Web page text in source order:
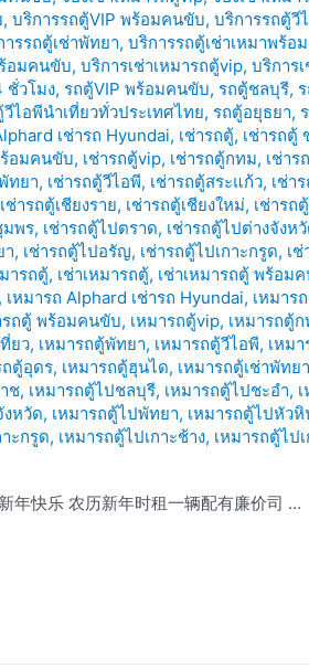
,บริการรถตู้VIP พร้อมคนขับ,บริการรถตู้วี
ารรถตู้เช่าพัทยา,บริการรถตู้เช่าเหมาพร้อ
อมคนขับ,บริการเช่าเหมารถตู้vip,บริการ
ชั่วโมง, รถตู้VIP พร้อมคนขับ, รถตู้ชลบุรี,
ไอพีนำเที่ยวทั่วประเทศไทย, รถตู้อยุธยา,
เช่ารถ Hyundai, เช่ารถตู้, เช่ารถตู้
ร้อมคนขับ, เช่ารถตู้vip, เช่ารถตู้กทม, เช่าร
ทยา, เช่ารถตู้วีไอพี, เช่ารถตู้สระแก้ว, เช่า
เช่ารถตู้เชียงราย, เช่ารถตู้เชียงใหม่, เช่ารถ
มพร, เช่ารถตู้ไปตราด, เช่ารถตู้ไปต่างจังห
า, เช่ารถตู้ไปอรัญ, เช่ารถตู้ไปเกาะกรูด, เ
ารถตู้, เช่าเหมารถตู้, เช่าเหมารถตู้ พร้อม
เหมารถ Alphard เช่ารถ Hyundai, เหมาร
รถตู้ พร้อมคนขับ, เหมารถตู้vip, เหมารถตู้
ยว, เหมารถตู้พัทยา, เหมารถตู้วีไอพี, เหม
ถตู้อุดร, เหมารถตู้ฮุนได, เหมารถตู้เช่าพัทยา
ช, เหมารถตู้ไปชลบุรี, เหมารถตู้ไปชะอำ,
หวัด, เหมารถตู้ไปพัทยา, เหมารถตู้ไปหัว
ะกรูด, เหมารถตู้ไปเกาะช้าง, เหมารถตู้ไปเ
快乐 农历新年时租一辆配有廉价司 …